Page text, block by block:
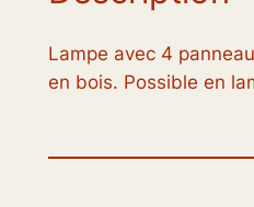
Lampe avec 4
en bois. Possible en